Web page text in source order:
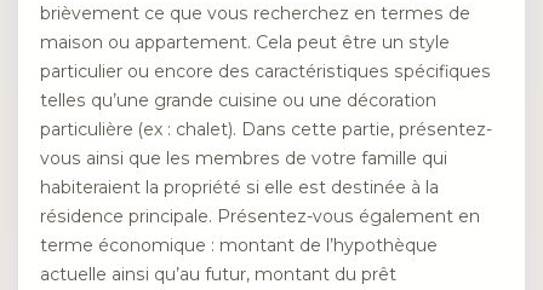
brièvement ce que vous recherchez en termes de
maison ou appartement. Cela peut être un style
particulier ou encore des caractéristiques spécifiques
telles qu’une grande cuisine ou une décoration
particulière (ex : chalet). Dans cette partie, présentez-
vous ainsi que les membres de votre famille qui
habiteraient la propriété si elle est destinée à la
résidence principale. Présentez-vous également en
terme économique : montant de l’hypothèque
actuelle ainsi qu’au futur, montant du prêt